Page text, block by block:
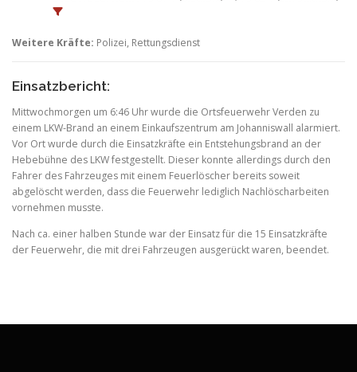
Weitere Kräfte: Polizei, Rettungsdienst
Einsatzbericht:
Mittwochmorgen um 6:46 Uhr wurde die Ortsfeuerwehr Verden zu
einem LKW-Brand an einem Einkaufszentrum am Johanniswall alarmiert.
Vor Ort wurde durch die Einsatzkräfte ein Entstehungsbrand an der
Hebebühne des LKW festgestellt. Dieser konnte allerdings durch den
Fahrer des Fahrzeuges mit einem Feuerlöscher bereits soweit
abgelöscht werden, dass die Feuerwehr lediglich Nachlöscharbeiten
vornehmen musste.
Nach ca. einer halben Stunde war der Einsatz für die 15 Einsatzkräfte
der Feuerwehr, die mit drei Fahrzeugen ausgerückt waren, beendet.